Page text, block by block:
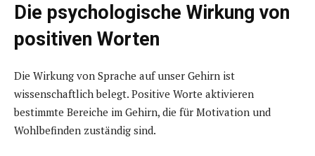
Die psychologische Wirkung von
positiven Worten
Die Wirkung von Sprache auf unser Gehirn ist
wissenschaftlich belegt. Positive Worte aktivieren
bestimmte Bereiche im Gehirn, die für Motivation und
Wohlbefinden zuständig sind.